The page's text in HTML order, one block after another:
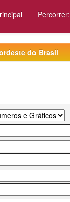
Percorrer:
do Brasil